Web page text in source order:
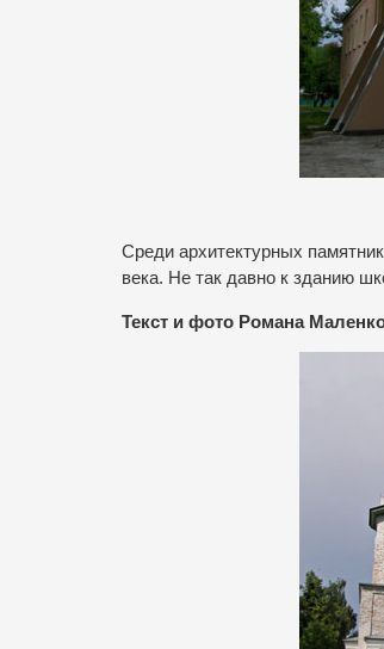
Среди архитектурных
века. Не так давно к зданию
Текст и фото Романа